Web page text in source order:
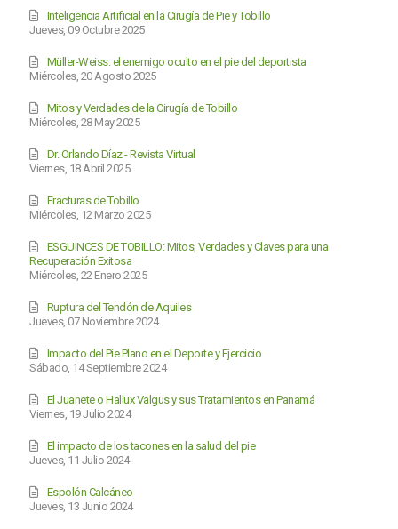
Jueves, 09 Octubre 2025
Inteligencia Artificial en la Cirugía de Pie y Tobillo
Miércoles, 20 Agosto 2025
Müller-Weiss: el enemigo oculto en el pie del deportista
Miércoles, 28 May 2025
Mitos y Verdades de la Cirugía de Tobillo
Viernes, 18 Abril 2025
Dr. Orlando Díaz - Revista Virtual
Miércoles, 12 Marzo 2025
Fracturas de Tobillo
Miércoles, 22 Enero 2025
ESGUINCES DE TOBILLO: Mitos, Verdades y Claves para una
Recuperación Exitosa
Jueves, 07 Noviembre 2024
Ruptura del Tendón de Aquiles
Sábado, 14 Septiembre 2024
Impacto del Pie Plano en el Deporte y Ejercicio
Viernes, 19 Julio 2024
El Juanete o Hallux Valgus y sus Tratamientos en Panamá
Jueves, 11 Julio 2024
El impacto de los tacones en la salud del pie
Jueves, 13 Junio 2024
Espolón Calcáneo